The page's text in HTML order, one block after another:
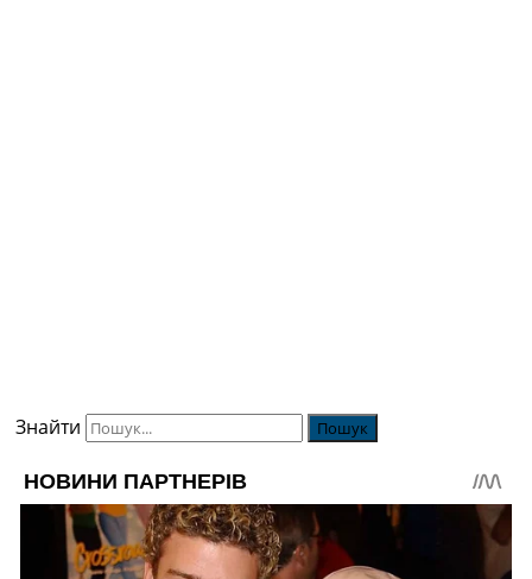
Знайти